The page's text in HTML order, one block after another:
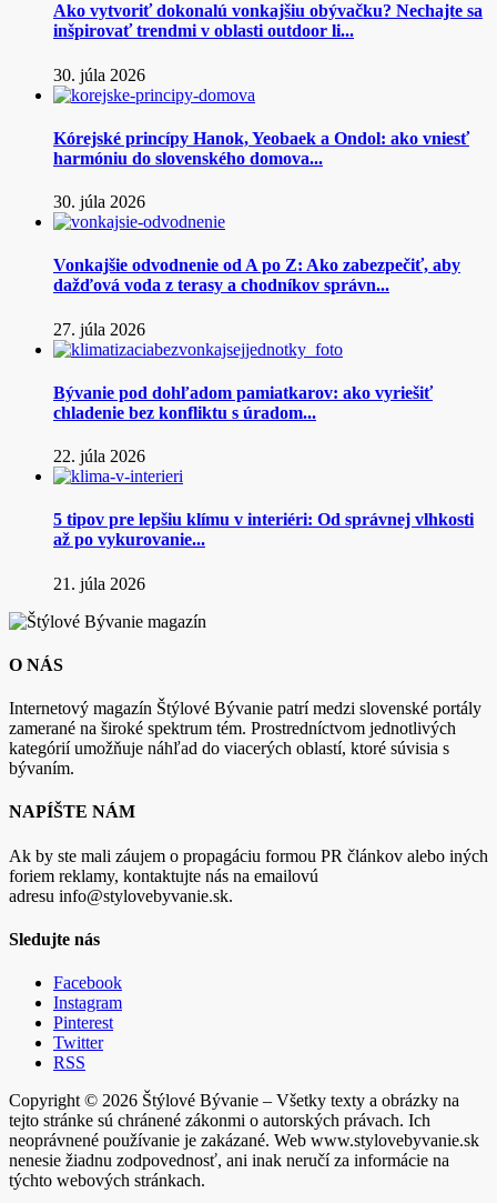
Ako vytvoriť dokonalú vonkajšiu obývačku? Nechajte sa
inšpirovať trendmi v oblasti outdoor li...
30. júla 2026
Kórejské princípy Hanok, Yeobaek a Ondol: ako vniesť
harmóniu do slovenského domova...
30. júla 2026
Vonkajšie odvodnenie od A po Z: Ako zabezpečiť, aby
dažďová voda z terasy a chodníkov správn...
27. júla 2026
Bývanie pod dohľadom pamiatkarov: ako vyriešiť
chladenie bez konfliktu s úradom...
22. júla 2026
5 tipov pre lepšiu klímu v interiéri: Od správnej vlhkosti
až po vykurovanie...
21. júla 2026
O NÁS
Internetový magazín Štýlové Bývanie patrí medzi slovenské portály
zamerané na široké spektrum tém. Prostredníctvom jednotlivých
kategórií umožňuje náhľad do viacerých oblastí, ktoré súvisia s
bývaním.
NAPÍŠTE NÁM
Ak by ste mali záujem o propagáciu formou PR článkov alebo iných
foriem reklamy, kontaktujte nás na emailovú
adresu info@stylovebyvanie.sk.
Sledujte nás
Facebook
Instagram
Pinterest
Twitter
RSS
Copyright © 2026 Štýlové Bývanie – Všetky texty a obrázky na
tejto stránke sú chránené zákonmi o autorských právach. Ich
neoprávnené používanie je zakázané. Web www.stylovebyvanie.sk
nenesie žiadnu zodpovednosť, ani inak neručí za informácie na
týchto webových stránkach.